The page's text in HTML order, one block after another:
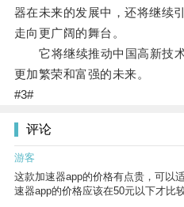
器在未来的发展中，还将继续
走向更广阔的舞台。
它将继续推动中国高新技术
更加繁荣和富强的未来。
#3#
评论
游客
这款加速器app的价格有点贵，可以
速器app的价格应该在50元以下才比较